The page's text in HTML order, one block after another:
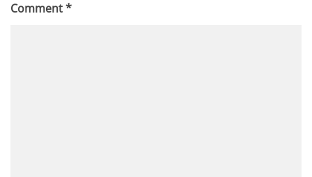
Comment*